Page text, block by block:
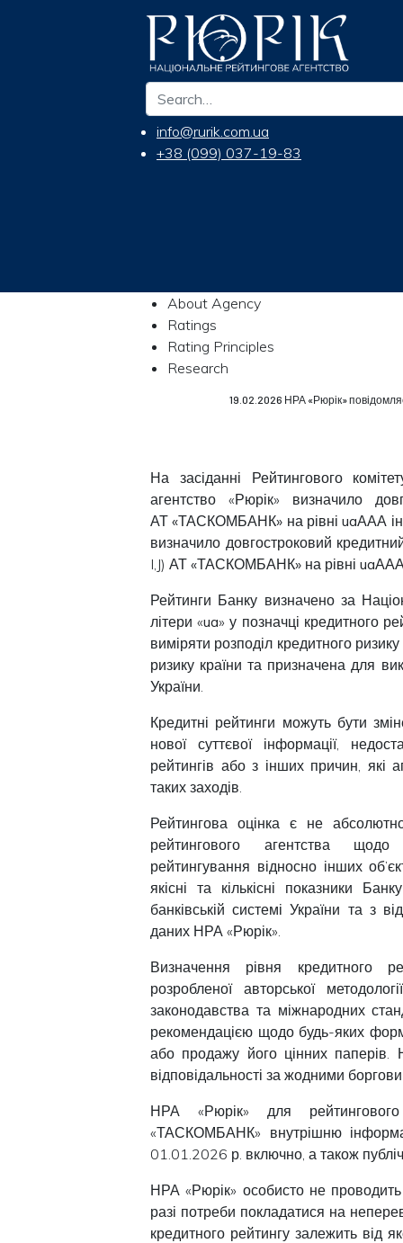
info@rurik.com.ua
+38 (099) 037-19-83
About Agency
Ratings
Rating Principles
Research
19.02.2026 НРА «Рюрік»
На засіданні Рейтингового
агентство «Рюрік» визначило
АТ «ТАСКОМБАНК» на рівніuaААА
визначило довгостроковий
I,J) АТ «ТАСКОМБАНК» на рівні
Рейтинги Банку визначено за
літери «ua» у позначці кредитного
виміряти розподіл кредитного
ризику країни та призначена для
України.
Кредитні рейтинги можуть бути
нової суттєвої інформації,
рейтингів або з інших причин, які
таких заходів.
Рейтингова оцінка є не
рейтингового агентства щодо
рейтингування відносно інших
якісні та кількісні показники
банківській системі України та з
даних НРА «Рюрік».
Визначення рівня кредитного
розробленої авторської
законодавства та міжнародних
рекомендацією щодо будь-яких форм
або продажу його цінних
відповідальності за жодними
НРА «Рюрік» для
«ТАСКОМБАНК» внутрішню
01.01.2026 р. включно, а також
НРА «Рюрік» особисто не
разі потреби покладатися на
кредитного рейтингу залежить від